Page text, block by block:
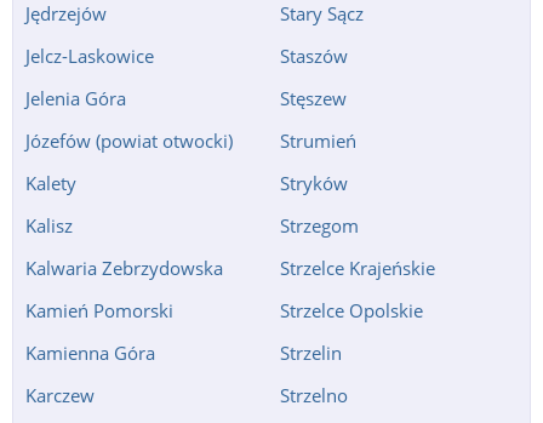
Jędrzejów
Jelcz-Laskowice
Jelenia Góra
Józefów (powiat otwocki)
Kalety
Kalisz
Kalwaria Zebrzydowska
Kamień Pomorski
Kamienna Góra
Karczew
Stary Sącz
Staszów
Stęszew
Strumień
Stryków
Strzegom
Strzelce Krajeńskie
Strzelce Opolskie
Strzelin
Strzelno